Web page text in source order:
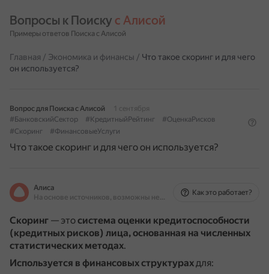
Вопросы к Поиску с Алисой
Примеры ответов Поиска с Алисой
Главная / Экономика и финансы / Что такое скоринг и для чего
он используется?
Вопрос для Поиска с Алисой
1 сентября
#БанковскийСектор
#КредитныйРейтинг
#ОценкаРисков
#Скоринг
#ФинансовыеУслуги
Что такое скоринг и для чего он используется?
Алиса
На основе источников, возможны неточности
Как это работает?
Скоринг — этосистема оценки кредитоспособности
(кредитных рисков) лица, основанная на численных
статистических методах.
Используется в финансовых структурахдля: